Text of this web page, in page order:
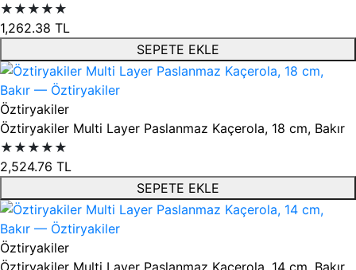
★★★★★
1,262.38 TL
SEPETE EKLE
Öztiryakiler
Öztiryakiler Multi Layer Paslanmaz Kaçerola, 18 cm, Bakır
★★★★★
2,524.76 TL
SEPETE EKLE
Öztiryakiler